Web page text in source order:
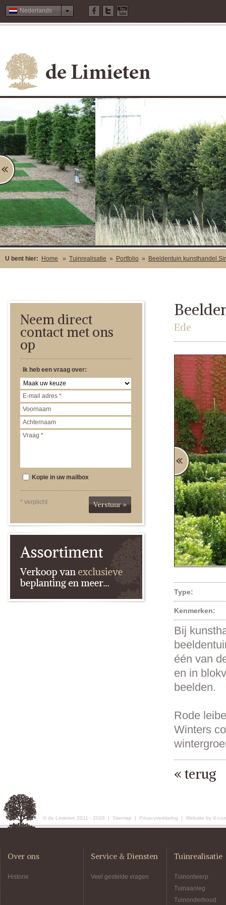
Nederlands
U bent hier: Home » Tuinrealisatie » Portfolio » Beeldentuin kunsthandel
Neem direct
contact met ons
op
Ik heb een vraag over:
Kopie in uw mailbox
* verplicht Verstuur »
Ede
Type:
Kenmerken:
Bij
één van
en in
beelden.
Rode
Winters
« terug
© de Limieten 2011 - 2026 | Sitemap | Privacyverklaring | Website by X-
Over ons
Historie
Service & Diensten
Veel gestelde vragen
Tuinrealisatie
Tuinontwerp
Tuinaanleg
Tuinonderhoud